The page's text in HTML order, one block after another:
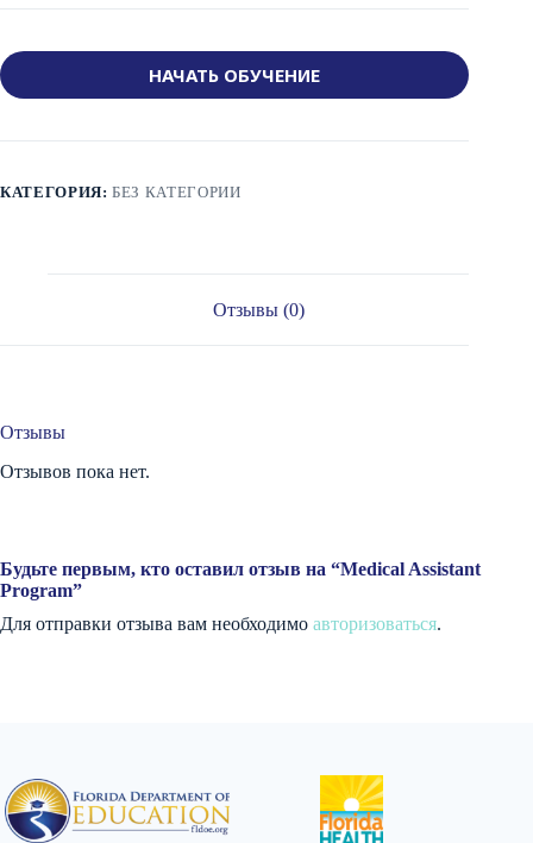
НАЧАТЬ ОБУЧЕНИЕ
КАТЕГОРИЯ:БЕЗ КАТЕГОРИИ
Отзывы (0)
Отзывы
Отзывов пока нет.
Будьте первым, кто оставил отзыв на “Medical Assistant
Program”
Для отправки отзыва вам необходимо авторизоваться.